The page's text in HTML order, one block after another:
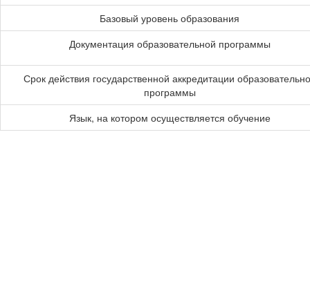
Базовый уровень образования
Документация образовательной программы
Срок действия государственной аккредитации
программы
Язык, на котором осуществляется обучение